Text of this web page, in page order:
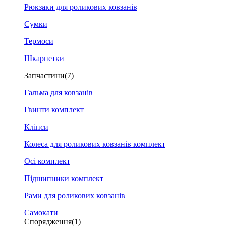
Рюкзаки для роликових ковзанів
Сумки
Термоси
Шкарпетки
Запчастини(7)
Гальма для ковзанів
Гвинти комплект
Кліпси
Колеса для роликових ковзанів комплект
Осі комплект
Підшипники комплект
Рами для роликових ковзанів
Самокати
Спорядження(1)